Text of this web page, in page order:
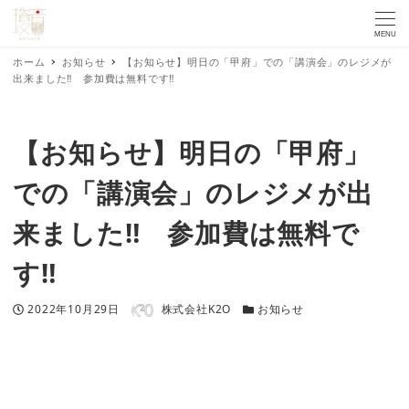
MENU
ホーム お知らせ
【お知らせ】明日の「甲府」での「講演会」のレジメが
出来ました‼ 参加費は無料です‼
【お知らせ】明日の「甲府」
での「講演会」のレジメが出
来ました‼ 参加費は無料で
す‼
投稿日
2022年10月29日 著者 株式会社K2O カテゴリー
お知らせ